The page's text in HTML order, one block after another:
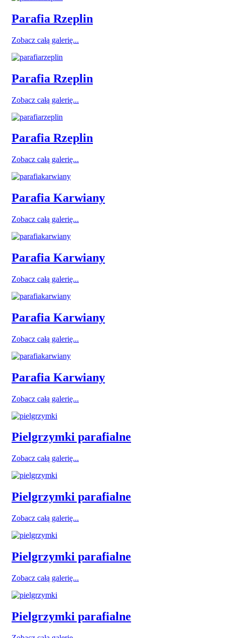
Parafia Rzeplin
Zobacz całą galerię...
Parafia Rzeplin
Zobacz całą galerię...
Parafia Rzeplin
Zobacz całą galerię...
Parafia Karwiany
Zobacz całą galerię...
Parafia Karwiany
Zobacz całą galerię...
Parafia Karwiany
Zobacz całą galerię...
Parafia Karwiany
Zobacz całą galerię...
Pielgrzymki parafialne
Zobacz całą galerię...
Pielgrzymki parafialne
Zobacz całą galerię...
Pielgrzymki parafialne
Zobacz całą galerię...
Pielgrzymki parafialne